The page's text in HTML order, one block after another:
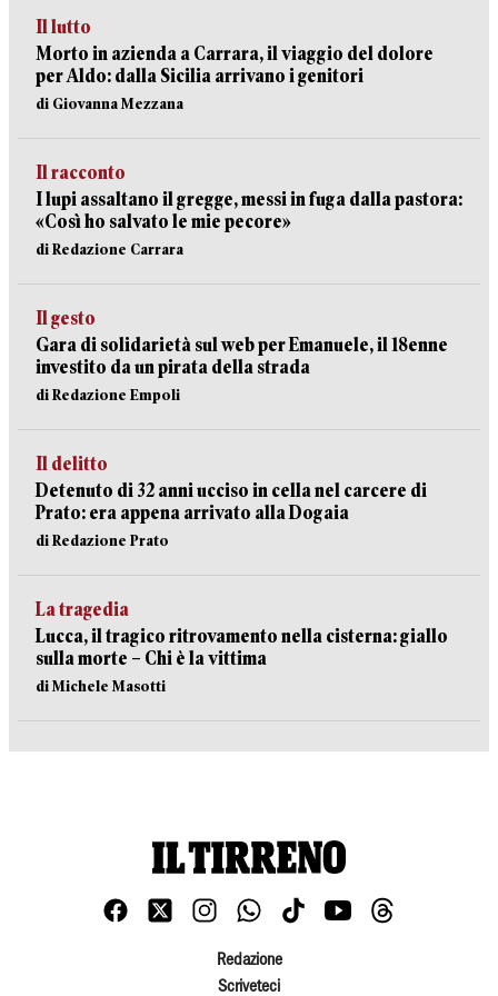
Il lutto
Morto in azienda a Carrara, il viaggio del dolore
per Aldo: dalla Sicilia arrivano i genitori
di Giovanna Mezzana
Il racconto
I lupi assaltano il gregge, messi in fuga dalla pastora:
«Così ho salvato le mie pecore»
di Redazione Carrara
Il gesto
Gara di solidarietà sul web per Emanuele, il 18enne
investito da un pirata della strada
di Redazione Empoli
Il delitto
Detenuto di 32 anni ucciso in cella nel carcere di
Prato: era appena arrivato alla Dogaia
di Redazione Prato
La tragedia
Lucca, il tragico ritrovamento nella cisterna: giallo
sulla morte – Chi è la vittima
di Michele Masotti
Redazione
Scriveteci